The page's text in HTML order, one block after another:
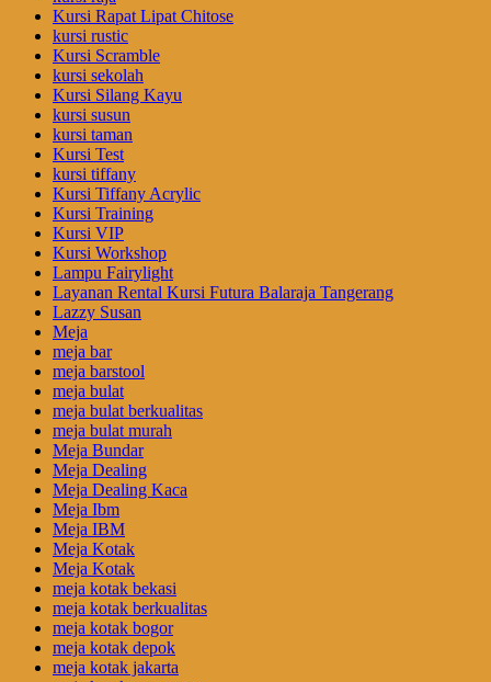
Kursi Rapat Lipat Chitose
kursi rustic
Kursi Scramble
kursi sekolah
Kursi Silang Kayu
kursi susun
kursi taman
Kursi Test
kursi tiffany
Kursi Tiffany Acrylic
Kursi Training
Kursi VIP
Kursi Workshop
Lampu Fairylight
Layanan Rental Kursi Futura Balaraja Tangerang
Lazzy Susan
Meja
meja bar
meja barstool
meja bulat
meja bulat berkualitas
meja bulat murah
Meja Bundar
Meja Dealing
Meja Dealing Kaca
Meja Ibm
Meja IBM
Meja Kotak
Meja Kotak
meja kotak bekasi
meja kotak berkualitas
meja kotak bogor
meja kotak depok
meja kotak jakarta